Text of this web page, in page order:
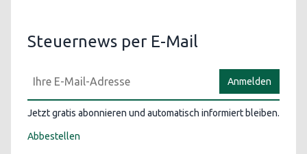
Steuernews per E-Mail
Anmelden
Jetzt gratis abonnieren und automatisch informiert bleiben.
Abbestellen